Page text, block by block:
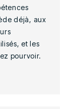
déjà, aux
et les
pourvoir.